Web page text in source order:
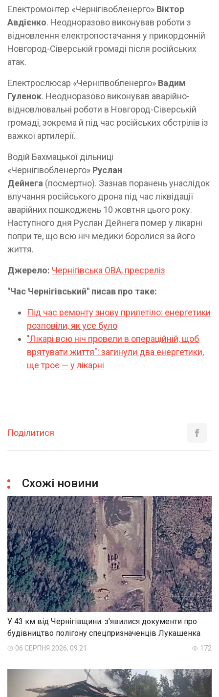
Електромонтер «Чернігівобленерго» Віктор
Авдієнко. Неодноразово виконував роботи з
відновлення електропостачання у прикордонній
Новгород-Сіверській громаді після російських
атак.
Електрослюсар «Чернігівобленерго» Вадим
Гуленок. Неодноразово виконував аварійно-
відновлювальні роботи в Новгород-Сіверській
громаді, зокрема й під час російських обстрілів із
важкої артилерії.
Водій Бахмацької дільниці
«Чернігівобленерго» Руслан
Дейнега (посмертно). Зазнав поранень унаслідок
влучання російського дрона під час ліквідації
аварійних пошкоджень 10 жовтня цього року.
Наступного дня Руслан Дейнега помер у лікарні
попри те, що всю ніч медики боролися за його
життя.
Джерело: Чернігівська ОВА, пресреліз
"Час Чернігівський" писав про таке:
Під час ремонту знову прилетіло: енергетики
розповіли, як усе було
"Лікарі всю ніч провели в операційній, щоб
врятувати життя": загинули два енергетики,
ще троє — у лікарні
Поділитися
Схожі новини
У 43 км від Чернігівщини: з'явилися документи про
будівництво полігону спецпризначенців Лукашенка
06 СЕРПНЯ 2026, 09:21 172